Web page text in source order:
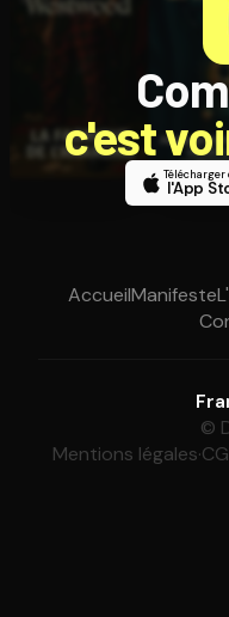
c'est
l'App
AccueilManifeste
©
Mentions légales·